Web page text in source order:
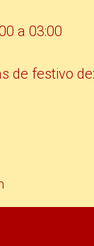
a 03:00
de festivo